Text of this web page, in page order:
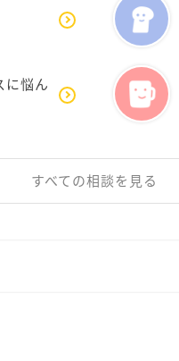
に悩ん
すべての相談を見る